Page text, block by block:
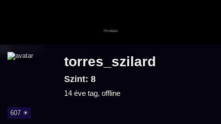
torres_szilard
Szint: 8
14 éve tag, offline
607 ☀